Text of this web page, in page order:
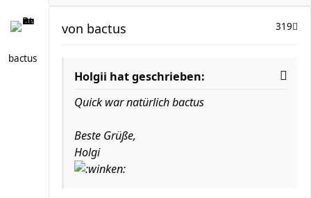
bactus
319
von bactus
Holgii hat geschrieben:
Quick war natürlich bactus
Beste Grüße,
Holgi